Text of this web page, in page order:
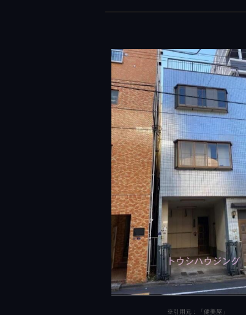
※引用元：「健美屋」